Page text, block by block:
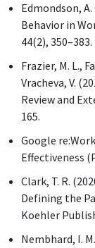
Edmondson,
Behavior in
44(2), 350–383.
Frazier, M. L.,
Vracheva, V.
Review and
165.
Google
Effectiveness
Clark, T. R.
Defining the
Koehler
Nembhard, I.